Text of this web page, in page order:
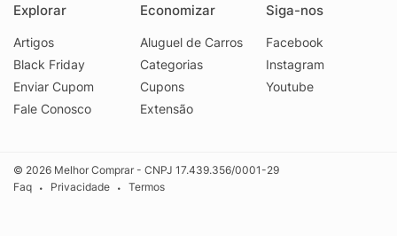
Explorar
Artigos
Black Friday
Enviar Cupom
Fale Conosco
Economizar
Aluguel de Carros
Categorias
Cupons
Extensão
Siga-nos
Facebook
Instagram
Youtube
© 2026 Melhor Comprar - CNPJ 17.439.356/0001-29
Faq
• Privacidade • Termos